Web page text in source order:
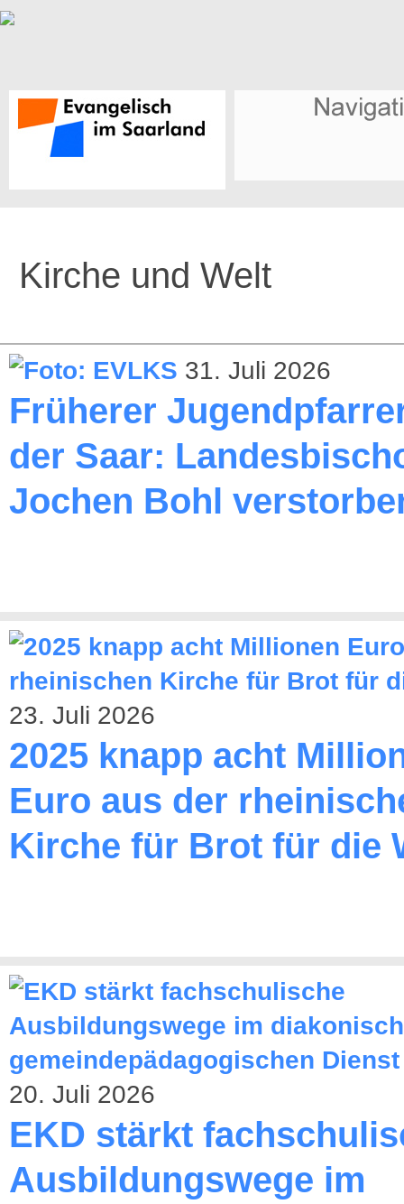
Kirche und Welt
31. Juli 2026
Früherer
der Saar:
Jochen Bohl
23. Juli 2026
2025 knapp acht
Euro aus der
Kirche für Brot für die
20. Juli 2026
EKD stärkt
Ausbildungswege im